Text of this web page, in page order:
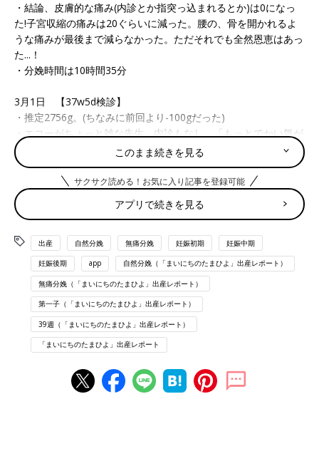
・結論、皮膚的な痛み(内診とか指突っ込まれるとか)は0になっ
た!子宮収縮の痛みは20ぐらいに減った。腰の、骨を開かれるよ
うな痛みが最後まで減らなかった。ただそれでも全然恩恵はあっ
た...！
・分娩時間は10時間35分
3月1日 【37w5d検診】
・推定2756g。(ちなみに前回より-100gだった)
・エコーがちょっと雑な先生。内診もなし。「もっとでかい気が
するんだが」と思う。
7日 【38w4d検診】
・子宮口開いてない。推定3688gを叩き出す。再確認のため、9
日も通院することに。
らないですか」とお願い。13日に予約してもらう。
・ただ「9日子宮口が開いてなかったら延期しましょう。その場
合18日はもう空いてないかもなので23とかになるかもしれませ
ん」と言われる。絶対13がいい...と燃える
9日 【38w6d通院】
・推定3549g。前回の体重は本当だった。30wすぎてぐーっと大
きくなる子もいるらしい。
・子宮口1センチ。13日でいいですよとのこと。ワーーーイ!!!3日
間散歩もしてなかったけどなんか開いたぞw
このまま続きを見る
サクサク読める！お気に入り記事を登録可能
アプリで続きを見る
出産 自然分娩 無痛分娩 妊娠初期 妊娠中期
妊娠後期 app 自然分娩（「まいにちのたまひよ」出産レポート）
無痛分娩（「まいにちのたまひよ」出産レポート）
第一子（「まいにちのたまひよ」出産レポート）
39週（「まいにちのたまひよ」出産レポート）
「まいにちのたまひよ」出産レポート